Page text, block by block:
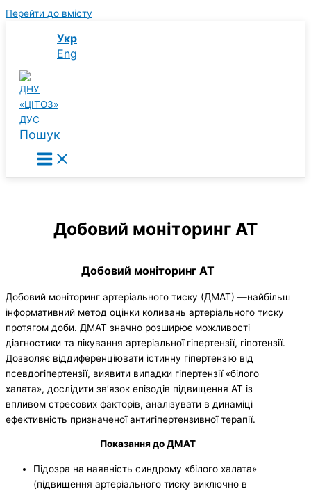
Перейти до вмісту
Укр
Eng
Пошук
Добовий моніторинг АТ
Добовий моніторинг АТ
Добовий моніторинг артеріального тиску (ДМАТ) —найбільш
інформативний метод оцінки коливань артеріального тиску
протягом доби. ДМАТ значно розширює можливості
діагностики та лікування артеріальної гіпертензії, гіпотензії.
Дозволяє віддиференціювати істинну гіпертензію від
псевдогіпертензії, виявити випадки гіпертензії «білого
халата», дослідити зв’язок епізодів підвищення АТ із
впливом стресових факторів, аналізувати в динаміці
ефективність призначеної антигіпертензивної терапії.
Показання до ДМАТ
Підозра на наявність синдрому «білого халата»
(підвищення артеріального тиску виключно в